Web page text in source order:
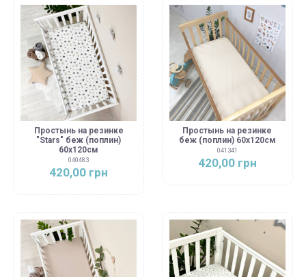
Простынь на резинке
"Stars" беж (поплин)
60х120см
040483
420,00 грн
Простынь на резинке
беж (поплин) 60х120см
041341
420,00 грн